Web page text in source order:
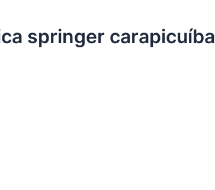
springer carapicuíba